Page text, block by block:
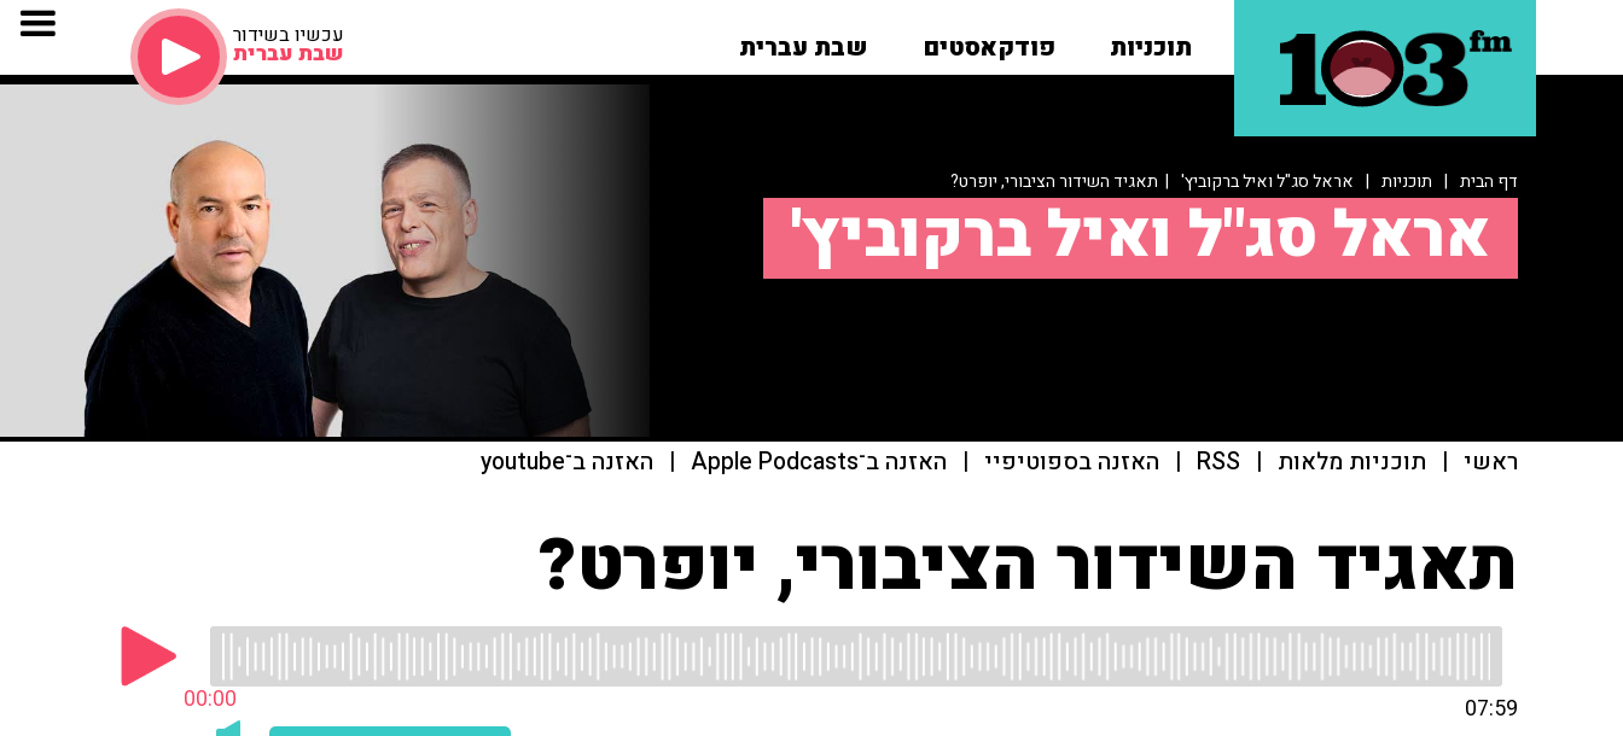
תוכניות פודקאסטים שבת עברית עכשיו בשידור
שבת עברית
דף הבית | תוכניות | אראל סג"ל ואיל ברקוביץ' | תאגיד השידור הציבורי, יופרט?
אראל סג"ל ואיל ברקוביץ'
ראשי | תוכניות מלאות |
RSS
| האזנה בספוטיפיי | האזנה ב־Apple Podcasts | האזנה ב־youtube
תאגיד השידור הציבורי, יופרט?
00:00 07:59